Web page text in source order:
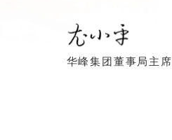
华峰集团董事局主席